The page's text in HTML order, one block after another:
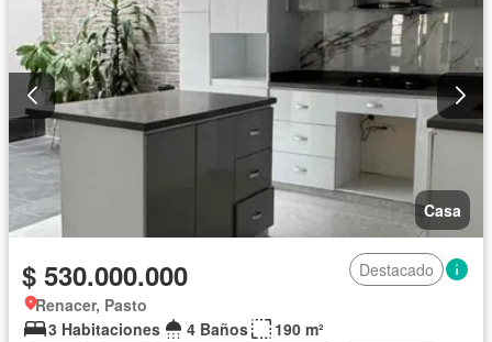
Seguridad privada
Ascensor Sauna
Wifi
Caseta de vigilancia
Permite mascotas
Permite niños
Solo familias
Casa
$ 530.000.000
Destacado
Renacer, Pasto
3 Habitaciones
4 Baños
190 m²